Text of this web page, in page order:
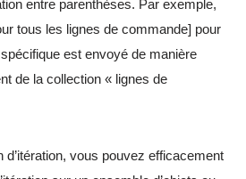
entre parenthèses. Par exemple,
tous les lignes de commande] pour
est envoyé de manière
de la collection « lignes de
d’itération, vous pouvez efficacement